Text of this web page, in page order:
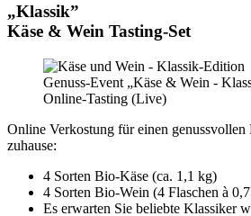
„Klassik”
Käse & Wein Tasting-Set
Genuss-Event „Käse & Wein -
Online-Tasting (Live)
Online Verkostung für einen genussvollen
zuhause:
4 Sorten Bio-Käse (ca. 1,1 kg)
4 Sorten Bio-Wein (4 Flaschen à
Es erwarten Sie beliebte Klassiker